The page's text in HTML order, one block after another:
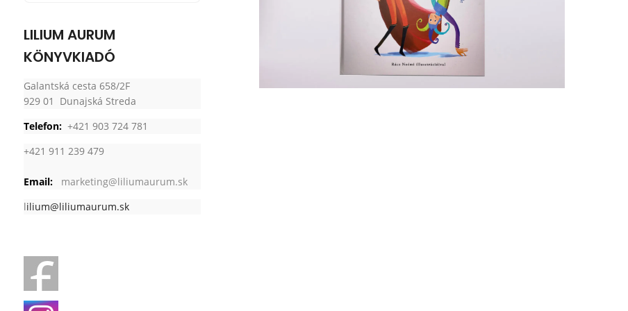
LILIUM AURUM
KÖNYVKIADÓ
Galantská cesta 658/2F
929 01 Dunajská Streda
Telefon: +421 903 724 781
+421 911 239 479
Email:
marketing@liliumaurum.sk
lilium@liliumaurum.sk